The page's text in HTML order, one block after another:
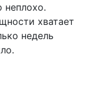
неплохо.
хватает
недель